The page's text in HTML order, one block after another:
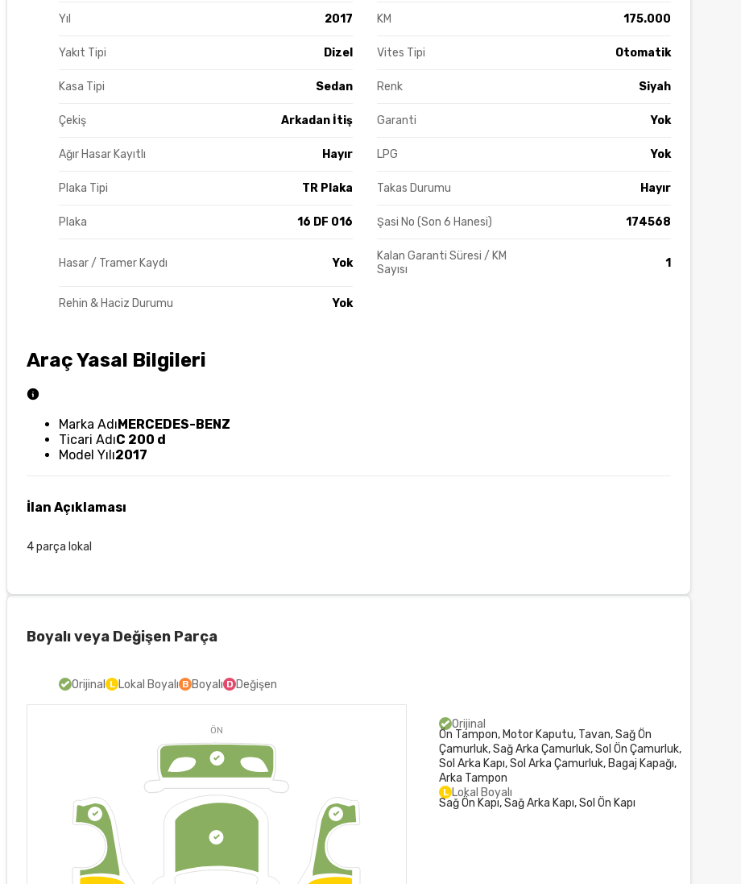
Yıl 2017 KM 175.000
Yakıt Tipi Dizel Vites Tipi Otomatik
Kasa Tipi Sedan Renk Siyah
Çekiş Arkadan İtiş Garanti Yok
Ağır Hasar Kayıtlı Hayır LPG Yok
Plaka Tipi TR Plaka Takas Durumu Hayır
Plaka 16 DF 016 Şasi No (Son 6 Hanesi) 174568
Hasar / Tramer Kaydı Yok
Kalan Garanti Süresi / KM
Sayısı
1
Rehin & Haciz Durumu Yok
Araç Yasal Bilgileri
Marka AdıMERCEDES-BENZ
Ticari AdıC 200 d
Model Yılı2017
İlan Açıklaması
4 parça lokal
Boyalı veya Değişen Parça
Orijinal L Lokal Boyalı B Boyalı D Değişen
ÖN Orijinal
Ön Tampon, Motor Kaputu, Tavan, Sağ Ön
Çamurluk, Sağ Arka Çamurluk, Sol Ön Çamurluk,
Sol Arka Kapı, Sol Arka Çamurluk, Bagaj Kapağı,
Arka Tampon
L Lokal Boyalı
Sağ Ön Kapı, Sağ Arka Kapı, Sol Ön Kapı